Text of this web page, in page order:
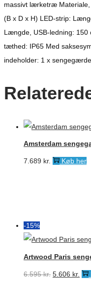
massivt lærketræ Materiale,
(B x D x H) LED-strip:
Længde, USB-ledning:
tæthed: IP65 Med
indeholder: 1 x
Amsterdam
7.689 kr. Køb her
-15%
Artwood Paris
6.595kr. Den
5.606 kr.